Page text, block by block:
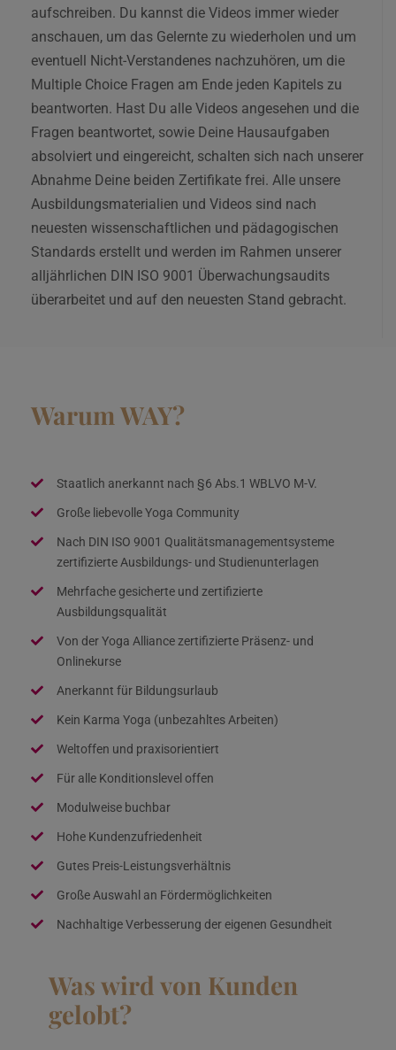
aufschreiben. Du kannst die Videos immer wieder
anschauen, um das Gelernte zu wiederholen und um
eventuell Nicht-Verstandenes nachzuhören, um die
Multiple Choice Fragen am Ende jeden Kapitels zu
beantworten. Hast Du alle Videos angesehen und die
Fragen beantwortet, sowie Deine Hausaufgaben
absolviert und eingereicht, schalten sich nach unserer
Abnahme Deine beiden Zertifikate frei. Alle unsere
Ausbildungsmaterialien und Videos sind nach
neuesten wissenschaftlichen und pädagogischen
Standards erstellt und werden im Rahmen unserer
alljährlichen DIN ISO 9001 Überwachungsaudits
überarbeitet und auf den neuesten Stand gebracht.
Warum WAY?
Staatlich anerkannt nach §6 Abs.1 WBLVO M-V.
Große liebevolle Yoga Community
Nach DIN ISO 9001 Qualitätsmanagementsysteme
zertifizierte Ausbildungs- und Studienunterlagen
Mehrfache gesicherte und zertifizierte
Ausbildungsqualität
Von der Yoga Alliance zertifizierte Präsenz- und
Onlinekurse
Anerkannt für Bildungsurlaub
Kein Karma Yoga (unbezahltes Arbeiten)
Weltoffen und praxisorientiert
Für alle Konditionslevel offen
Modulweise buchbar
Hohe Kundenzufriedenheit
Gutes Preis-Leistungsverhältnis
Große Auswahl an Fördermöglichkeiten
Nachhaltige Verbesserung der eigenen Gesundheit
Was wird von Kunden
gelobt?